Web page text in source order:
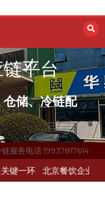
平台
储、冷链配
链服务电话:19937817614
冷链配送如何打通关键一